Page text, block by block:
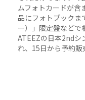
ムフォトカードが含
品にフォトブックま
ー）」限定盤などで
ATEEZの日本2nd
れ、15日から予約販